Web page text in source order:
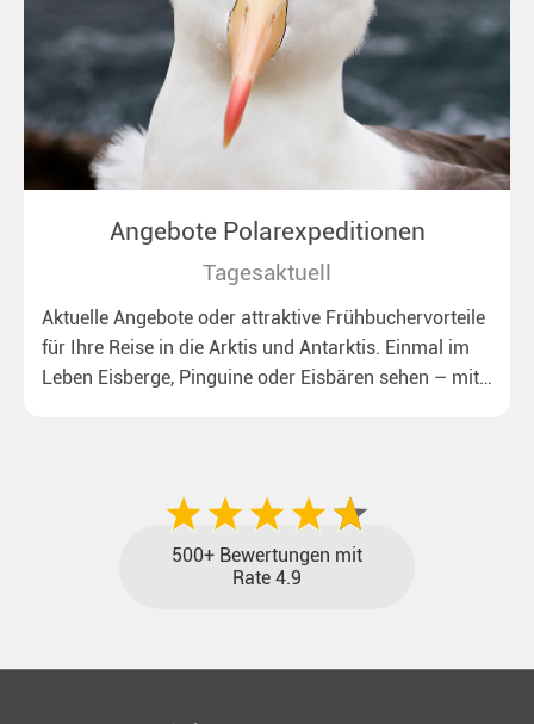
Angebote Polarexpeditionen
Tagesaktuell
Aktuelle Angebote oder attraktive Frühbuchervorteile
für Ihre Reise in die Arktis und Antarktis. Einmal im
Leben Eisberge, Pinguine oder Eisbären sehen – mit
500+ Bewertungen mit
Rate 4.9